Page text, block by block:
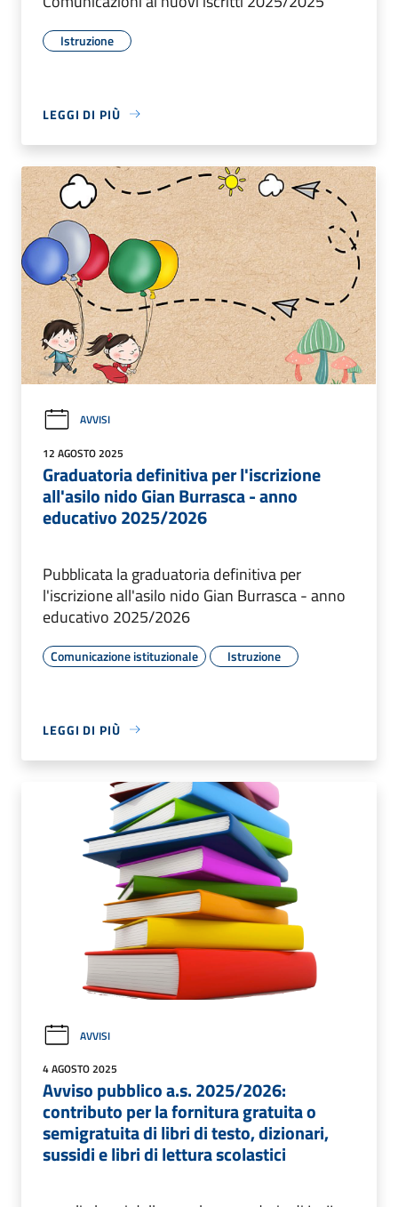
Istruzione
LEGGI DI PIÙ
AVVISI
12 AGOSTO 2025
Graduatoria definitiva per l'iscrizione
all'asilo nido Gian Burrasca - anno
educativo 2025/2026
Pubblicata la graduatoria definitiva per
l'iscrizione all'asilo nido Gian Burrasca - anno
educativo 2025/2026
Comunicazione istituzionale Istruzione
LEGGI DI PIÙ
AVVISI
4 AGOSTO 2025
Avviso pubblico a.s. 2025/2026:
contributo per la fornitura gratuita o
semigratuita di libri di testo, dizionari,
sussidi e libri di lettura scolastici